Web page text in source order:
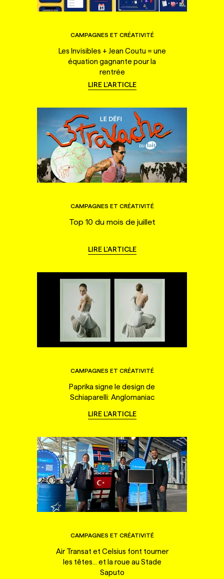
CAMPAGNES ET CRÉATIVITÉ
Les Invisibles + Jean Coutu = une
équation gagnante pour la
rentrée
LIRE L'ARTICLE
CAMPAGNES ET CRÉATIVITÉ
Top 10 du mois de juillet
LIRE L'ARTICLE
CAMPAGNES ET CRÉATIVITÉ
Paprika signe le design de
Schiaparelli: Anglomaniac
LIRE L'ARTICLE
CAMPAGNES ET CRÉATIVITÉ
Air Transat et Celsius font tourner
les têtes... et la roue au Stade
Saputo